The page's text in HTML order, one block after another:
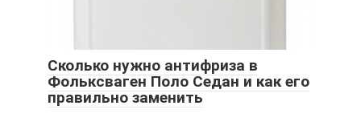
Сколько нужно антифриза в
Фольксваген Поло Седан и как его
правильно заменить